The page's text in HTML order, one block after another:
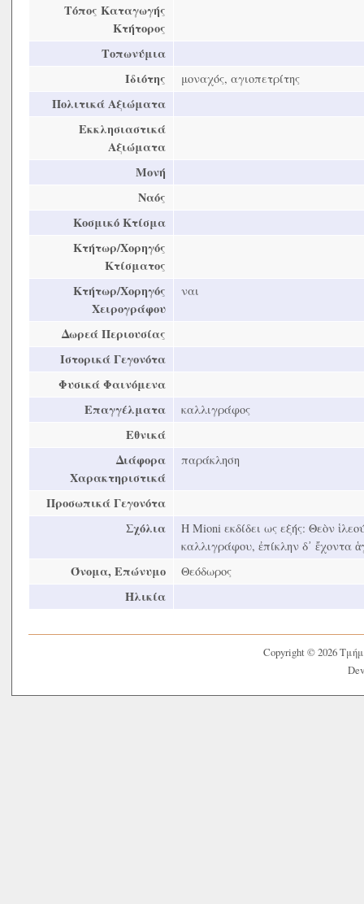
Τόπος Καταγωγής
Κτήτορος
Τοπωνύμια
Ιδιότης
μοναχός, αγιοπετρίτης
Πολιτικά Αξιώματα
Εκκλησιαστικά
Αξιώματα
Μονή
Ναός
Κοσμικό Κτίσμα
Κτήτωρ/Χορηγός
Κτίσματος
Κτήτωρ/Χορηγός
Χειρογράφου
ναι
Δωρεά Περιουσίας
Ιστορικά Γεγονότα
Φυσικά Φαινόμενα
Επαγγέλματα
καλλιγράφος
Εθνικά
Διάφορα
Χαρακτηριστικά
παράκληση
Προσωπικά Γεγονότα
Σχόλια
Η Mioni εκδίδει ως εξής: Θεὸν
καλλιγράφου, ἐπίκλην δ᾿ ἔχοντα
Όνομα, Επώνυμο Θεόδωρος
Ηλικία
Copyright © 2026